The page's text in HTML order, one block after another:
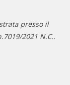
presso il
2021 N.C..